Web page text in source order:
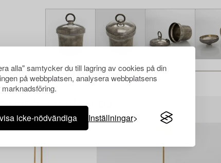
alla" samtycker du till lagring av cookies på din
på webbplatsen, analysera webbplatsens
icke-nödvändiga Inställningar
har även tittat på